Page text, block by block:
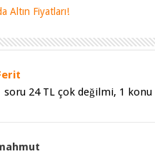
Altın Fiyatları!
soru 24 TL çok değilmi, 1